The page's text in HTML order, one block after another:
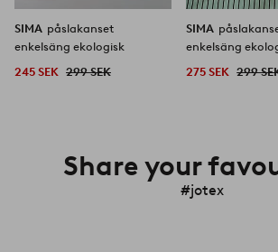
SIMA påslakanset
enkelsäng ekologisk
245 SEK 299 SEK
SIMA
enkelsäng
275 SEK 299
Share your
#jotex